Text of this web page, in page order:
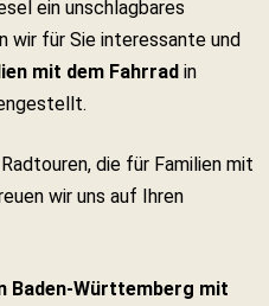
ein unschlagbares
wir für Sie interessante und
mit dem Fahrrad in
die für Familien mit
wir uns auf Ihren
Baden-Württemberg mit